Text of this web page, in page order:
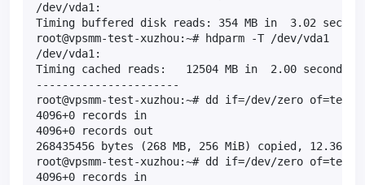
/dev/vda1:
Timing buffered disk reads: 354 MB in  3.02
root@vpsmm-test-xuzhou:~# hdparm -T /dev/vda1
/dev/vda1:
Timing cached reads:   12504 MB in  2.00 seconds =
----------------------
root@vpsmm-test-xuzhou:~# dd if=/dev/zero of=test
4096+0 records in
4096+0 records out
268435456 bytes (268 MB, 256 MiB) copied, 12.361
root@vpsmm-test-xuzhou:~# dd if=/dev/zero of=test
4096+0 records in